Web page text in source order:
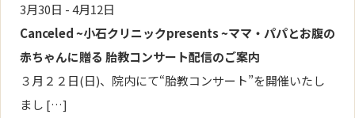
3月30日 -4月12日
Canceled~小石クリニックpresents ~ママ・パパとお腹の
赤ちゃんに贈る 胎教コンサート配信のご案内
３月２２日(日)、院内にて“胎教コンサート”を開催いたし
まし […]